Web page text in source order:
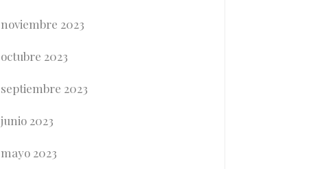
noviembre 2023
octubre 2023
septiembre 2023
junio 2023
mayo 2023